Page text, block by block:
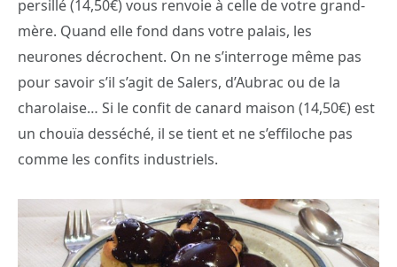
persillé (14,50€) vous renvoie à celle de votre grand-
mère. Quand elle fond dans votre palais, les
neurones décrochent. On ne s’interroge même pas
pour savoir s’il s’agit de Salers, d’Aubrac ou de la
charolaise… Si le confit de canard maison (14,50€) est
un chouïa desséché, il se tient et ne s’effiloche pas
comme les confits industriels.